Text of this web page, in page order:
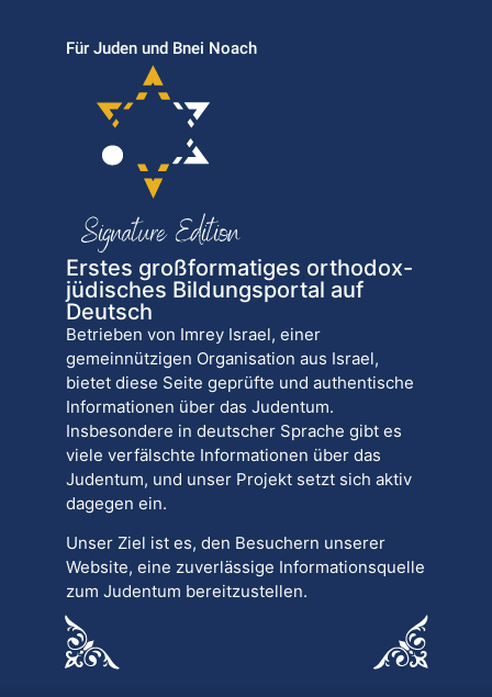
Für Juden und Bnei Noach
Erstes großformatiges orthodox-
jüdisches Bildungsportal auf
Deutsch
Betrieben von Imrey Israel, einer
gemeinnützigen Organisation aus Israel,
bietet diese Seite geprüfte und authentische
Informationen über das Judentum.
Insbesondere in deutscher Sprache gibt es
viele verfälschte Informationen über das
Judentum, und unser Projekt setzt sich aktiv
dagegen ein.
Unser Ziel ist es, den Besuchern unserer
Website, eine zuverlässige Informationsquelle
zum Judentum bereitzustellen.